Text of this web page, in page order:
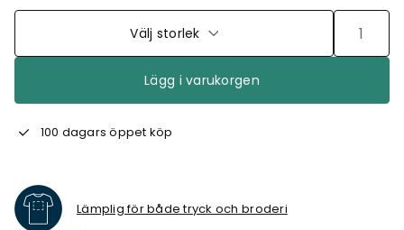
Välj storlek
Lägg i varukorgen
100 dagars öppet köp
Lämplig för både tryck och broderi